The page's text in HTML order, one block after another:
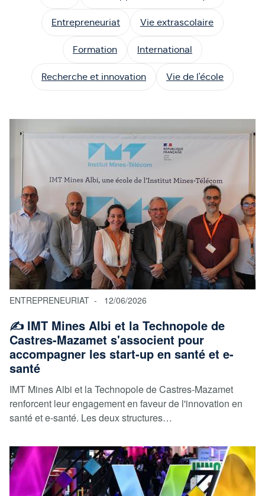
Entrepreneuriat Vie extrascolaire
Formation International
Recherche et innovation Vie de l'école
ENTREPRENEURIAT 12/06/2026
✍️ IMT Mines Albi et la Technopole de
Castres-Mazamet s'associent pour
accompagner les start-up en santé et e-
santé
IMT Mines Albi et la Technopole de Castres-Mazamet
renforcent leur engagement en faveur de l'innovation en
santé et e-santé. Les deux structures…